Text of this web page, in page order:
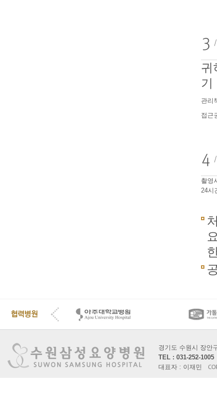
귀
기
관리
접근
촬영
24시
경기도 수원시 장안
TEL : 031-252-
대표자 : 이재민